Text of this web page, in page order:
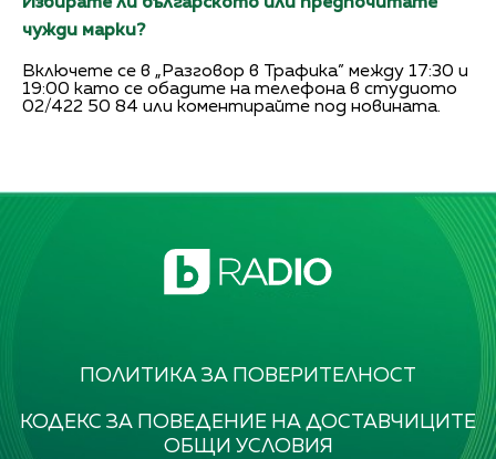
чужди марки?
Включете се в „Разговор в Трафика” между 17:30 и
19:00 като се обадите на телефона в студиото
02/422 50 84 или коментирайте под новината.
ПОЛИТИКА ЗА ПОВЕРИТЕЛНОСТ
КОДЕКС ЗА ПОВЕДЕНИЕ НА ДОСТАВЧИЦИТЕ
ОБЩИ УСЛОВИЯ